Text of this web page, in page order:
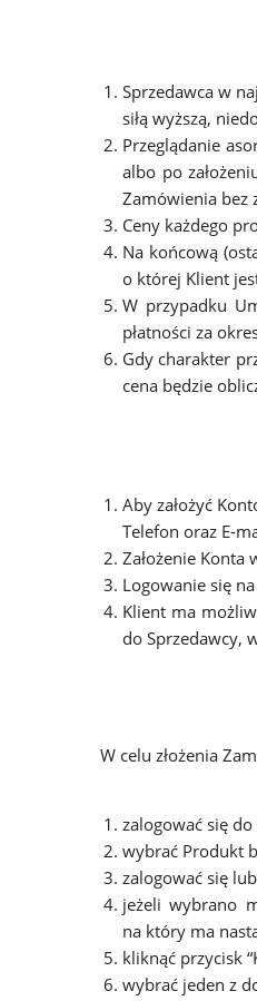
Sprzedawca w
siłą wyższą,
Przeglądanie
albo po
Zamówienia bez
Ceny każdego
Na końcową
o której Klient
W przypadku
płatności za
Gdy charakter
cena będzie
Aby założyć
Telefon oraz E-
Założenie Konta
Logowanie się
Klient ma
do Sprzedawcy,
W celu złożenia
zalogować się
wybrać Produkt
zalogować się
jeżeli wybrano
na który ma
kliknąć przycisk
wybrać jeden z